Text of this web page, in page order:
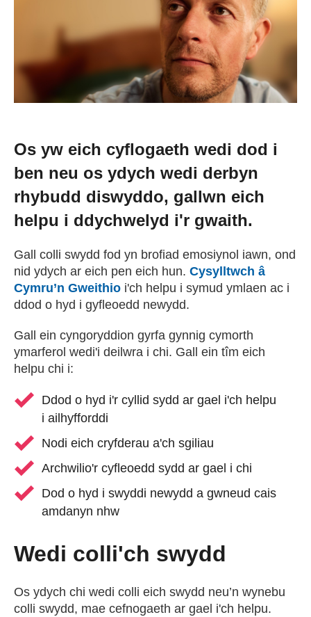
Straeon go iawn
Cysylltu â ni
Digwyddiadau
Gweithio i ni
Trefnu apwyntiad
Os yw eich cyflogaeth wedi dod i
ben neu os ydych wedi derbyn
rhybudd diswyddo, gallwn eich
helpu i ddychwelyd i'r gwaith.
Gall colli swydd fod yn brofiad emosiynol iawn, ond
nid ydych ar eich pen eich hun. Cysylltwch â
Cymru’n Gweithio i'ch helpu i symud ymlaen ac i
ddod o hyd i gyfleoedd newydd.
Gall ein cyngoryddion gyrfa gynnig cymorth
ymarferol wedi'i deilwra i chi. Gall ein tîm eich
helpu chi i:
Ddod o hyd i'r cyllid sydd ar gael i'ch helpu
i ailhyfforddi
Nodi eich cryfderau a'ch sgiliau
Archwilio'r cyfleoedd sydd ar gael i chi
Dod o hyd i swyddi newydd a gwneud cais
amdanyn nhw
Wedi colli'ch swydd
Os ydych chi wedi colli eich swydd neu’n wynebu
colli swydd, mae cefnogaeth ar gael i'ch helpu.